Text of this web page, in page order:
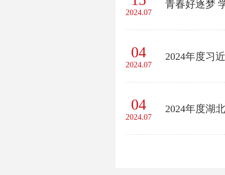
2024.07
青春好逐梦
04
2024.07
2024年度习
04
2024.07
2024年度湖